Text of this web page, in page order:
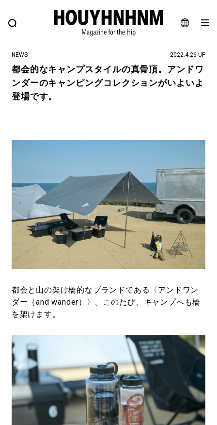
JA
EN
FEATURE BLOG SNAP
ヒップなファッション、カルチャー、ライフスタイルWEBマガジン
#注目のタグ
#NEW VINTAGE #マイナーグッド図鑑
#フイナムのYouTube
#Commune H #FOCUS IT #AH.H
#ととけん #FASHION #MUSIC #MOVIE
#LIFESTYLE #SNEAKER #OUTDOOR
#SPORTS #HANDSOME HANDBOOK
NEWS 2022.4.26 UP
都会的なキャンプスタイルの真骨頂。アンドワ
ンダーのキャンピングコレクションがいよいよ
登場です。
都会と山の架け橋的なブランドである〈アンドワン
ダー（and wander）〉。このたび、キャンプへも橋
を架けます。